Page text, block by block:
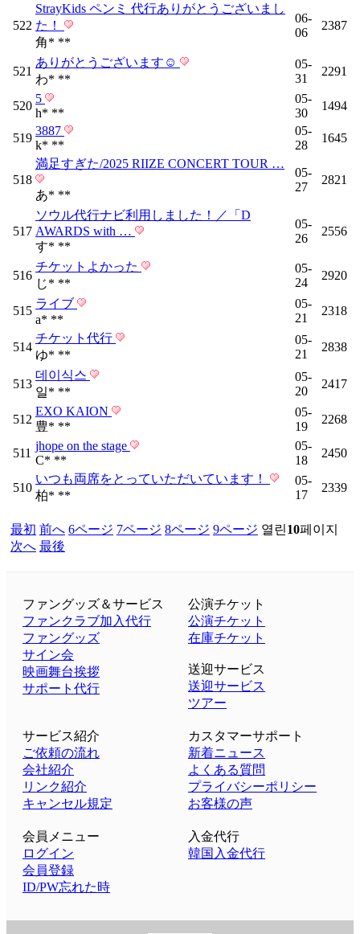
522
StrayKids ペンミ 代行ありがとうございまし
た！
角* **
06-
06
2387
521
ありがとうございます☺︎
わ* **
05-
31
2291
520
5
h* **
05-
30
1494
519
3887
k* **
05-
28
1645
518
満足すぎた/2025 RIIZE CONCERT TOUR …
あ* **
05-
27
2821
517
ソウル代行ナビ利用しました！／「D
AWARDS with …
す* **
05-
26
2556
516
チケットよかった
じ* **
05-
24
2920
515
ライブ
a* **
05-
21
2318
514
チケット代行
ゆ* **
05-
21
2838
513
데이식스
일* **
05-
20
2417
512
EXO KAION
豊* **
05-
19
2268
511
jhope on the stage
C* **
05-
18
2450
510
いつも両席をとっていただいています！
柏* **
05-
17
2339
最初 前へ 6ページ 7ページ 8ページ 9ページ 열린10페이지
次へ 最後
ファングッズ＆サービス
ファンクラブ加入代行
ファングッズ
サイン会
映画舞台挨拶
サポート代行
公演チケット
公演チケット
在庫チケット
送迎サービス
送迎サービス
ツアー
サービス紹介
ご依頼の流れ
会社紹介
リンク紹介
キャンセル規定
カスタマーサポート
新着ニュース
よくある質問
プライバシーポリシー
お客様の声
会員メニュー
ログイン
会員登録
ID/PW忘れた時
入金代行
韓国入金代行